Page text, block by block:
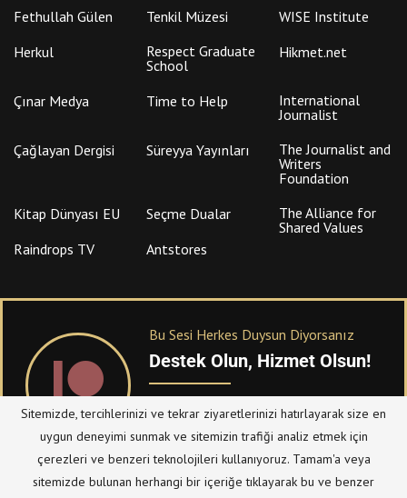
Fethullah Gülen Tenkil Müzesi
WISE Institute
Herkul
Respect Graduate
School
Hikmet.net
Çınar Medya Time to Help
International
Journalist
Çağlayan Dergisi
Süreyya Yayınları
The Journalist and
Writers
Foundation
Kitap Dünyası EU
Seçme Dualar
The Alliance for
Shared Values
Raindrops TV
Antstores
Bu Sesi Herkes Duysun Diyorsanız
Destek Olun, Hizmet Olsun!
PATREONüzerinden sitemize bağışta
bulanabilirsiniz.
Sitemizde, tercihlerinizi ve tekrar ziyaretlerinizi hatırlayarak size en
uygun deneyimi sunmak ve sitemizin trafiği analiz etmek için
çerezleri ve benzeri teknolojileri kullanıyoruz. Tamam'a veya
sitemizde bulunan herhangi bir içeriğe tıklayarak bu ve benzer